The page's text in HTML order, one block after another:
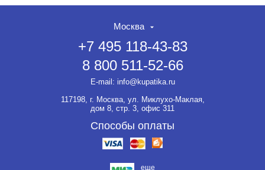
Москва
+7 495 118-43-83
8 800 511-52-66
E-mail: info@kupatika.ru
117198, г. Москва, ул. Миклухо-Маклая,
дом 8, стр. 3, офис 311
Способы оплаты
еще